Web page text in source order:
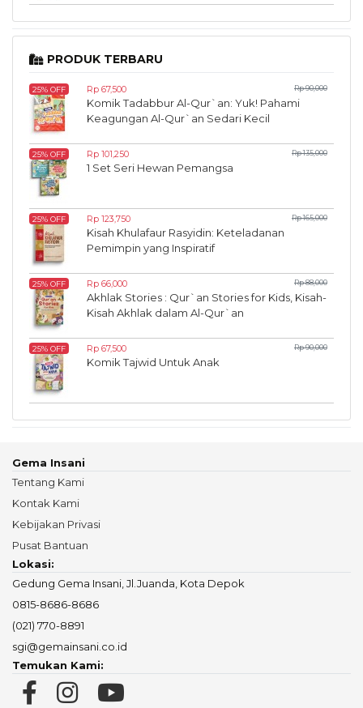
PRODUK TERBARU
25% OFF Rp 67,500 Rp 90,000
Komik Tadabbur Al-Qur`an: Yuk! Pahami
Keagungan Al-Qur`an Sedari Kecil
25% OFF Rp 101,250 Rp 135,000
1 Set Seri Hewan Pemangsa
25% OFF Rp 123,750 Rp 165,000
Kisah Khulafaur Rasyidin: Keteladanan
Pemimpin yang Inspiratif
25% OFF Rp 66,000 Rp 88,000
Akhlak Stories : Qur`an Stories for Kids, Kisah-
Kisah Akhlak dalam Al-Qur`an
25% OFF Rp 67,500 Rp 90,000
Komik Tajwid Untuk Anak
Gema Insani
Tentang Kami
Kontak Kami
Kebijakan Privasi
Pusat Bantuan
Lokasi:
Gedung Gema Insani, Jl.Juanda, Kota Depok
0815-8686-8686
(021) 770-8891
sgi@gemainsani.co.id
Temukan Kami: